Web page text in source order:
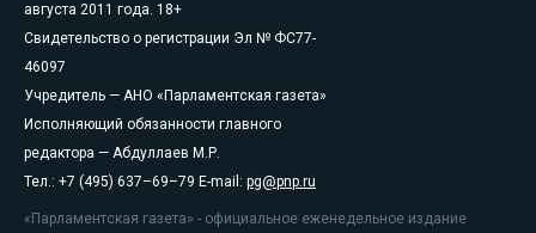
августа 2011 года. 18+
Свидетельство о регистрации Эл № ФС77-
46097
Учредитель — АНО «Парламентская газета»
Исполняющий обязанности главного
редактора — Абдуллаев М.Р.
Тел.: +7 (495) 637–69–79 E-mail: pg@pnp.ru
«Парламентская газета» - официальное еженедельное издание